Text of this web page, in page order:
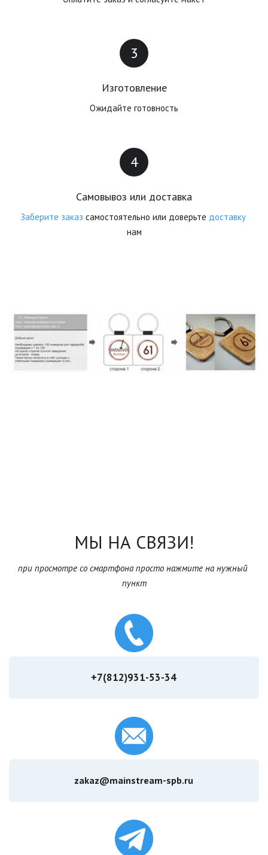
Изготовление
Ожидайте готовность
Самовывоз или доставка
Заберите заказ самостоятельно или доверьте доставку
нам
МЫ НА СВЯЗИ!
при просмотре со смартфона просто нажмите на нужный
пункт
+7(812)931-53-34
zakaz@mainstream-spb.ru